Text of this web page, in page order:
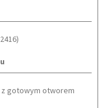
z gotowym otworem